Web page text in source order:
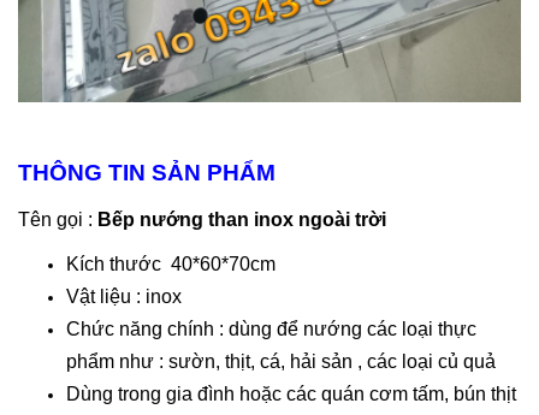
THÔNG TIN SẢN PHẨM
Tên gọi : Bếp nướng than inox ngoài trời
Kích thước 40*60*70cm
Vật liệu : inox
Chức năng chính : dùng để nướng các loại thực
phẩm như : sườn, thịt, cá, hải sản , các loại củ quả
Dùng trong gia đình hoặc các quán cơm tấm, bún thịt